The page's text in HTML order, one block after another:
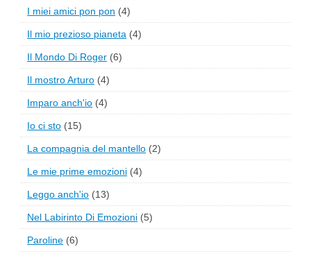
I miei amici pon pon (4)
Il mio prezioso pianeta (4)
Il Mondo Di Roger (6)
Il mostro Arturo (4)
Imparo anch'io (4)
Io ci sto (15)
La compagnia del mantello (2)
Le mie prime emozioni (4)
Leggo anch'io (13)
Nel Labirinto Di Emozioni (5)
Paroline (6)